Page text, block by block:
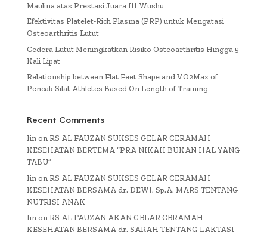
Maulina atas Prestasi Juara III Wushu
Efektivitas Platelet-Rich Plasma (PRP) untuk Mengatasi
Osteoarthritis Lutut
Cedera Lutut Meningkatkan Risiko Osteoarthritis Hingga 5
Kali Lipat
Relationship between Flat Feet Shape and VO2Max of
Pencak Silat Athletes Based On Length of Training
Recent Comments
Iinon RS AL FAUZAN SUKSES GELAR CERAMAH
KESEHATAN BERTEMA “PRA NIKAH BUKAN HAL YANG
TABU”
Iin on RS AL FAUZAN SUKSES GELAR CERAMAH
KESEHATAN BERSAMA dr. DEWI, Sp.A, MARS TENTANG
NUTRISI ANAK
Iinon RS AL FAUZAN AKAN GELAR CERAMAH
KESEHATAN BERSAMA dr. SARAH TENTANG LAKTASI